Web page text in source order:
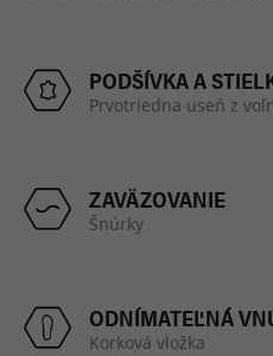
PODŠÍVKA A
Prvotriedna useň z
ZAVÄZOVANIE
Šnúrky
ODNÍMATEĽNÁ
Korková vložka